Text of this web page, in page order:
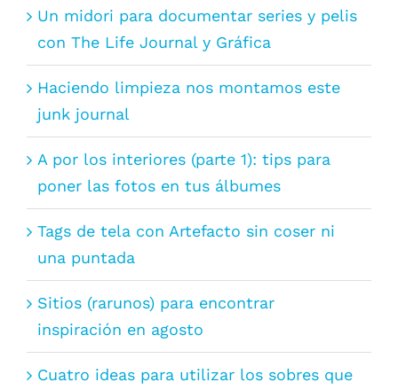
Un midori para documentar series y pelis
con The Life Journal y Gráfica
Haciendo limpieza nos montamos este
junk journal
A por los interiores (parte 1): tips para
poner las fotos en tus álbumes
Tags de tela con Artefacto sin coser ni
una puntada
Sitios (rarunos) para encontrar
inspiración en agosto
Cuatro ideas para utilizar los sobres que